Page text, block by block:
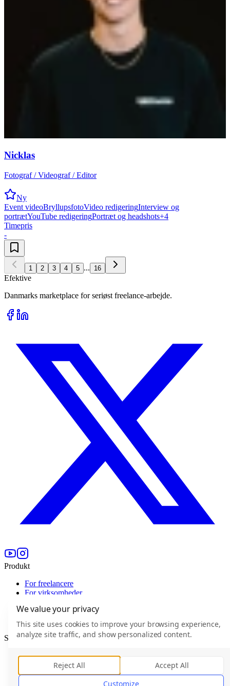
Nicklas
Fotograf / Videograf / Editor
Ny
Event videoBryllupsfotoVideo redigeringInterview og
portrætYouTube redigeringPortræt og headshots+4
Timepris
-
1 2 3 4 5 ... 16
Efektive
Danmarks marketplace for seriøst freelance-arbejde.
Produkt
For freelancere
For virksomheder
Priser
For Enterprise
Selskab
Hvem er Efektive
0)
Blog
We value your privacy
This site uses cookies to improve your browsing experience,
analyze site traffic, and show personalized content.
Reject All
Accept All
Customize